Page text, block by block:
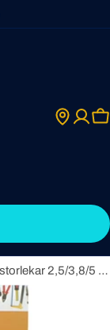
Penselset i 3 storlekar 2,5/3,8/5 cm